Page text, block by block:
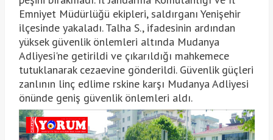
Emniyet Müdürlüğü ekipleri, saldırganı Yenişehir
ilçesinde yakaladı. Talha S., ifadesinin ardından
yüksek güvenlik önlemleri altında Mudanya
Adliyesi'ne getirildi ve çıkarıldığı mahkemece
tutuklanarak cezaevine gönderildi. Güvenlik güçleri
zanlının linç edlime rskine karşı Mudanya Adliyesi
önünde geniş güvenlik önlemleri aldı.